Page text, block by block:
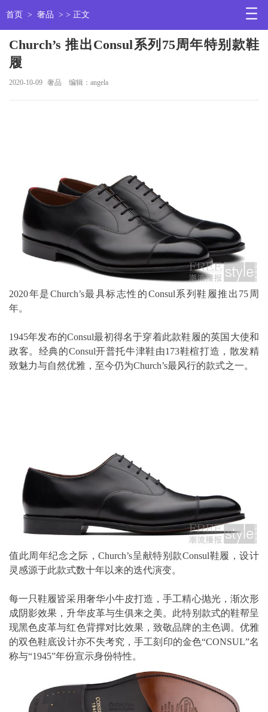
首页 > 奢品 > > 正文
Church’s 推出Consul系列75周年特别款鞋
履
2020-10-09 奢品 编辑：angela
2020年是Church’s最具标志性的Consul系列鞋履推出75周
年。
1945年发布的Consul最初得名于穿着此款鞋履的英国大使和
政客。经典的Consul开普托牛津鞋由173鞋楦打造，散发精
致魅力与自然优雅，至今仍为Church’s最风行的款式之一。
值此周年纪念之际，Church’s呈献特别款Consul鞋履，设计
灵感源于此款式数十年以来的迭代演变。
每一只鞋履皆采用奢华小牛皮打造，手工精心抛光，渐次形
成阴影效果，升华皮革与生俱来之美。此特别款式的鞋帮呈
现黑色皮革与红色背撑对比效果，致敬品牌的主色调。优雅
的双色鞋底设计亦不失考究，手工刻印的金色“CONSUL”名
称与“1945”年份宣示身份特性。